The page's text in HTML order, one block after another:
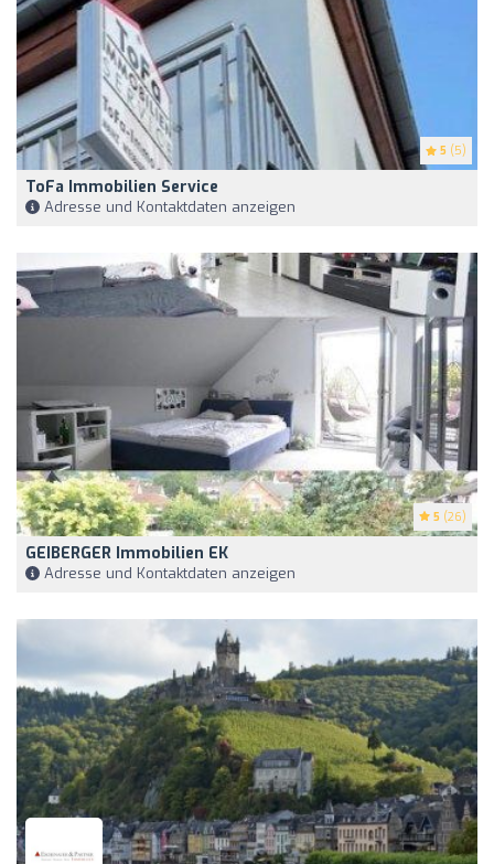
5 (5)
ToFa Immobilien Service
Adresse und Kontaktdaten anzeigen
5 (26)
GEIBERGER Immobilien EK
Adresse und Kontaktdaten anzeigen